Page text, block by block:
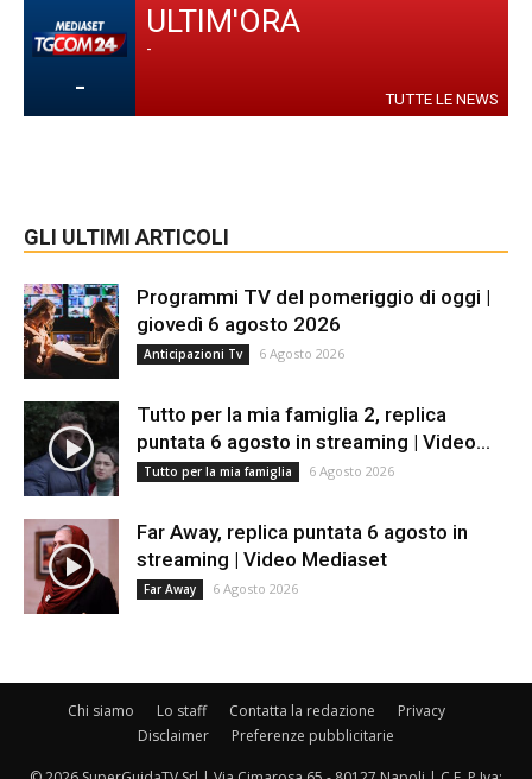
-
ULTIM'ORA
-
TUTTE LE NEWS
GLI ULTIMI ARTICOLI
Programmi TV del pomeriggio di oggi |
giovedì 6 agosto 2026
Anticipazioni Tv 6 Agosto 2026
Tutto per la mia famiglia 2, replica
puntata 6 agosto in streaming | Video...
Tutto per la mia famiglia 6 Agosto 2026
Far Away, replica puntata 6 agosto in
streaming | Video Mediaset
Far Away 6 Agosto 2026
Chi siamo Lo staff Contatta la redazione
Privacy
Disclaimer
Preferenze pubblicitarie